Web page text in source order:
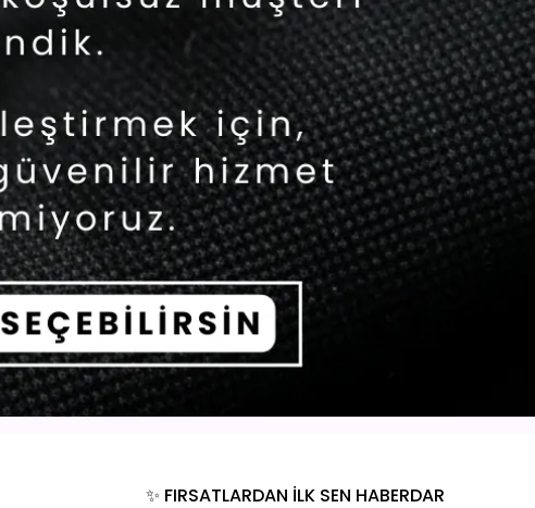
✨ FIRSATLARDAN İLK SEN HABERDAR